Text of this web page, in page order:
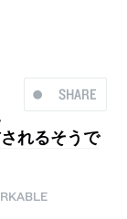
SHARE
れるそうで